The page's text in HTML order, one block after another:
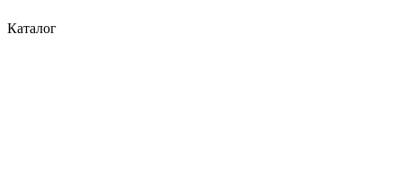
Каталог